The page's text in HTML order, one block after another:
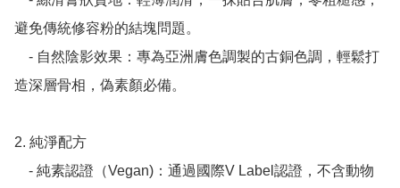
避免傳統修容粉的結塊問題。
造深層骨相，偽素顏必備。
2. 純淨配方